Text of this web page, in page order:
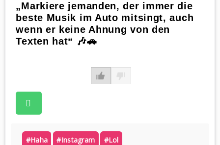
„Markiere jemanden, der immer die
beste Musik im Auto mitsingt, auch
wenn er keine Ahnung von den
Texten hat“ 🎶🚗
#haha #instagram #lol